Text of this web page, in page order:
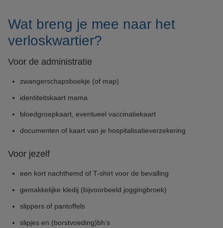
Wat breng je mee naar het
verloskwartier?
Voor de administratie
zwangerschapsboekje (of map)
identiteitskaart mama
bloedgroepkaart, eventueel vaccinatiekaart
documenten of kaart van je hospitalisatieverzekering
Voor jezelf
een kort nachthemd of T-shirt voor de bevalling
gemakkelijke kledij (bijvoorbeeld joggingbroek)
slippers of pantoffels
slipjes en (borstvoeding)bh’s